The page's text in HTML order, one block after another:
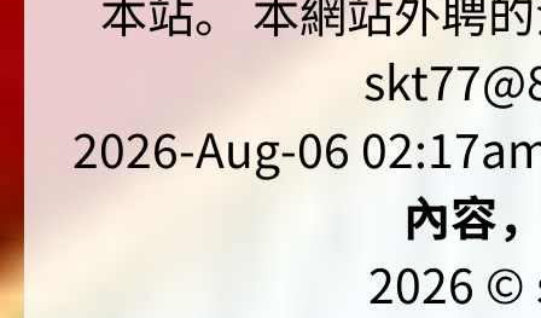
2026-Aug-06
內容
2026 ©